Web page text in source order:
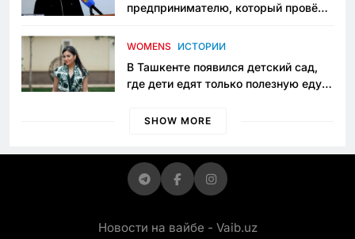
предпринимателю, который провёл
приговору
WOMENS ИСТОРИИ
В Ташкенте появился детский сад,
где дети едят только полезную еду.
просить «кашу без сахара»
SHOW MORE
Новости на вайбе - Vaib.uz